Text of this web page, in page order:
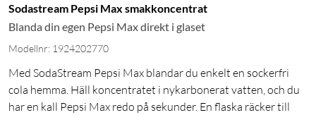
Sodastream Pepsi Max smakkoncentrat
Blanda din egen Pepsi Max direkt i glaset
Modellnr: 1924202770
Med SodaStream Pepsi Max blandar du enkelt en sockerfri
cola hemma. Häll koncentratet i nykarbonerat vatten, och du
har en kall Pepsi Max redo på sekunder. En flaska räcker till